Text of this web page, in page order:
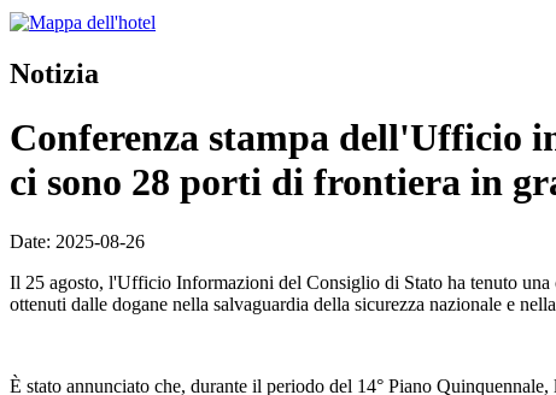
Notizia
Conferenza stampa dell'Ufficio
ci sono 28 porti di frontiera in
Date: 2025-08-26
Il 25 agosto, l'Ufficio Informazioni del Consiglio di Stato ha tenuto una
ottenuti dalle dogane nella salvaguardia della sicurezza nazionale e
È stato annunciato che, durante il periodo del 14° Piano